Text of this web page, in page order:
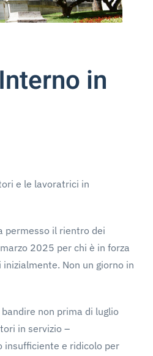
in
e le lavoratrici in
permesso il rientro dei
2025 per chi è in forza
Non un giorno in
non prima di luglio
in servizio –
insufficiente e ridicolo per